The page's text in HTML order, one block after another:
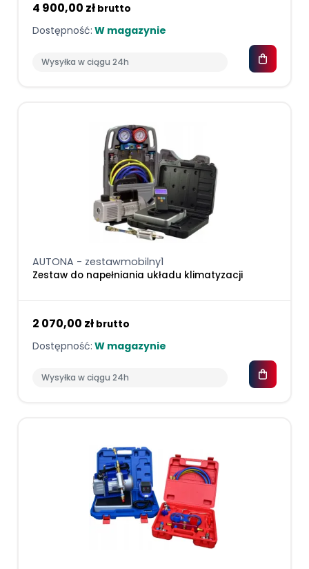
4 900,00 zł brutto
Dostępność: W magazynie
Wysyłka w ciągu 24h
AUTONA - zestawmobilny1
Zestaw do napełniania układu klimatyzacji
2 070,00 zł brutto
Dostępność: W magazynie
Wysyłka w ciągu 24h